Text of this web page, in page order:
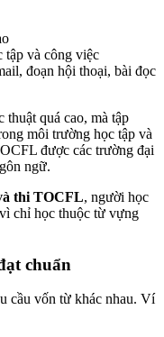
tập và công việc
đoạn hội thoại, bài đọc
quá cao, mà tập
môi trường học tập và
được các trường đại
ngữ.
thi TOCFL, người học
chỉ học thuộc từ vựng
chuẩn
cầu vốn từ khác nhau. Ví